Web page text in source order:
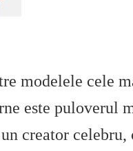
modelele cele
este puloverul
creator celebru,